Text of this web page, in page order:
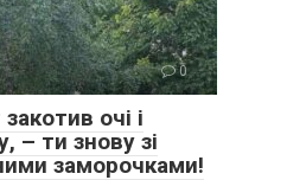
0
очі і
– ти знову зі
заморочками!